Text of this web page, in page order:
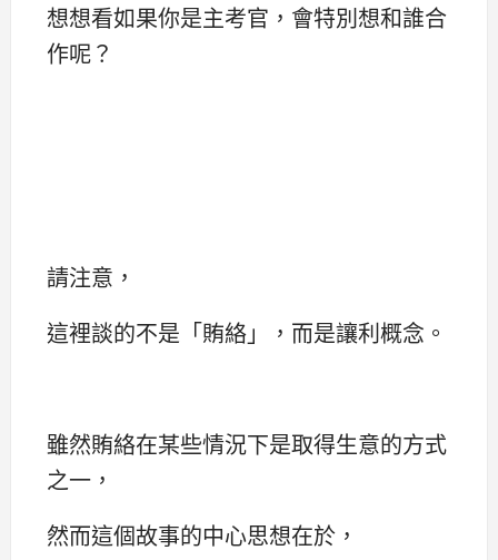
想想看如果你是主考官，會特別想和誰合
作呢？
請注意，
這裡談的不是「賄絡」，而是讓利概念。
雖然賄絡在某些情況下是取得生意的方式
之一，
然而這個故事的中心思想在於，